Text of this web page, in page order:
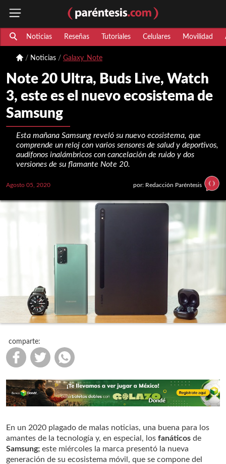
Noticias Reseñas Tutoriales Celulares Movilidad
Noticias Galaxy_Note
Note 20 Ultra, Buds Live, Watch
3, este es el nuevo ecosistema de
Samsung
Esta mañana Samsung reveló su nuevo ecosistema, que
comprende un reloj con varios sensores de salud y deportivos,
audífonos inalámbricos con cancelación de ruido y dos
versiones de su flamante Note 20.
Agosto 05, 2020 por: Redacción Paréntesis
comparte:
En un 2020 plagado de malas noticias, una buena para los
amantes de la tecnología y, en especial, los fanáticos de
Samsung; este miércoles la marca presentó la nueva
generación de su ecosistema móvil, que se compone del